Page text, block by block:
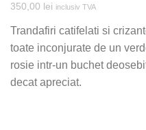
350,00 lei inclusiv TVA
Trandafiri catifelati si
toate inconjurate de un
rosie intr-un buchet
decat apreciat.